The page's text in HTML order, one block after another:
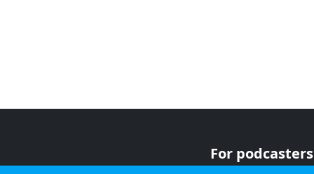
For podcasters